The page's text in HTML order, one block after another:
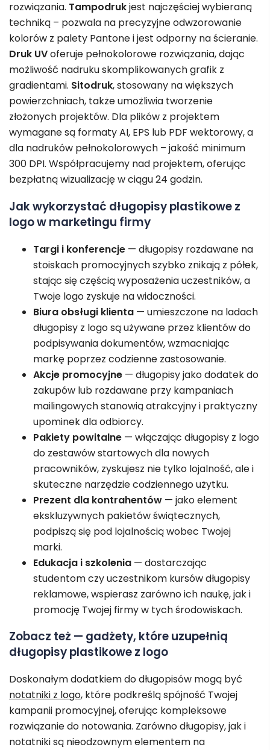
rozwiązania. Tampodrukjest najczęściej wybieraną
techniką – pozwala na precyzyjne odwzorowanie
kolorów z palety Pantone i jest odporny na ścieranie.
Druk UVoferuje pełnokolorowe rozwiązania, dając
możliwość nadruku skomplikowanych grafik z
gradientami. Sitodruk, stosowany na większych
powierzchniach, także umożliwia tworzenie
złożonych projektów. Dla plików z projektem
wymagane są formaty AI, EPS lub PDF wektorowy, a
dla nadruków pełnokolorowych – jakość minimum
300 DPI. Współpracujemy nad projektem, oferując
bezpłatną wizualizację w ciągu 24 godzin.
Jak wykorzystać długopisy plastikowe z
logo w marketingu firmy
Targi i konferencje — długopisy rozdawane na
stoiskach promocyjnych szybko znikają z półek,
stając się częścią wyposażenia uczestników, a
Twoje logo zyskuje na widoczności.
Biura obsługi klienta — umieszczone na ladach
długopisy z logo są używane przez klientów do
podpisywania dokumentów, wzmacniając
markę poprzez codzienne zastosowanie.
Akcje promocyjne — długopisy jako dodatek do
zakupów lub rozdawane przy kampaniach
mailingowych stanowią atrakcyjny i praktyczny
upominek dla odbiorcy.
Pakiety powitalne — włączając długopisy z logo
do zestawów startowych dla nowych
pracowników, zyskujesz nie tylko lojalność, ale i
skuteczne narzędzie codziennego użytku.
Prezent dla kontrahentów — jako element
ekskluzywnych pakietów świątecznych,
podpiszą się pod lojalnością wobec Twojej
marki.
Edukacja i szkolenia — dostarczając
studentom czy uczestnikom kursów długopisy
reklamowe, wspierasz zarówno ich naukę, jak i
promocję Twojej firmy w tych środowiskach.
Zobacz też — gadżety, które uzupełnią
długopisy plastikowe z logo
Doskonałym dodatkiem do długopisów mogą być
notatniki z logo, które podkreślą spójność Twojej
kampanii promocyjnej, oferując kompleksowe
rozwiązanie do notowania. Zarówno długopisy, jak i
notatniki są nieodzownym elementem na